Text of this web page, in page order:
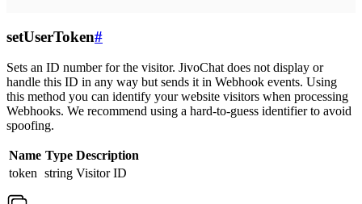
setUserToken#
Sets an ID number for the visitor. JivoChat does not display or
handle this ID in any way but sends it in Webhook events. Using
this method you can identify your website visitors when processing
Webhooks. We recommend using a hard-to-guess identifier to avoid
spoofing.
Name Type Description
token string Visitor ID